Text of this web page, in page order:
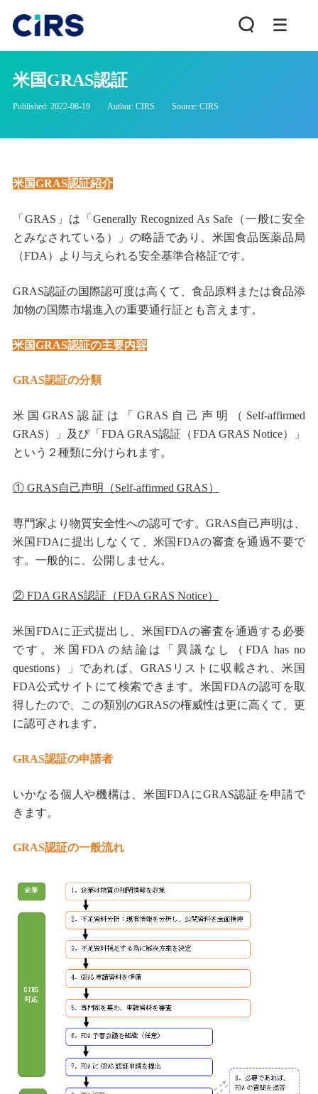
米国GRAS認証
Published: 2022-08-19 Author: CIRS Source: CIRS
米国GRAS認証紹介
「GRAS」は「Generally Recognized As Safe（一般に安全
とみなされている）」の略語であり、米国食品医薬品局
（FDA）より与えられる安全基準合格証です。
GRAS認証の国際認可度は高くて、食品原料または食品添
加物の国際市場進入の重要通行証とも言えます。
米国GRAS認証の主要内容
GRAS認証の分類
米国GRAS認証は「GRAS自己声明（Self-affirmed
GRAS）」及び「FDA GRAS認証（FDA GRAS Notice）」
という２種類に分けられます。
① GRAS自己声明（Self-affirmed GRAS）
専門家より物質安全性への認可です。GRAS自己声明は、
米国FDAに提出しなくて、米国FDAの審査を通過不要で
す。一般的に、公開しません。
② FDA GRAS認証（FDA GRAS Notice）
米国FDAに正式提出し、米国FDAの審査を通過する必要
です。米国FDAの結論は「異議なし（FDA has no
questions）」であれば、GRASリストに収載され、米国
FDA公式サイトにて検索できます。米国FDAの認可を取
得したので、この類別のGRASの権威性は更に高くて、更
に認可されます。
GRAS認証の申請者
いかなる個人や機構は、米国FDAにGRAS認証を申請で
きます。
GRAS認証の一般流れ